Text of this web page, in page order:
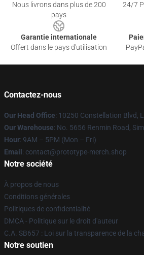
Nous livrons dans plus de 200
pays
24/7
Garantie internationale
Offert dans le pays d'utilisation
Contactez-nous
Our Head Office: 10250 Constellation Blvd,
Our Warehouse: No. 5656 Renmin Road,
Hour: 9AM – 5PM (Mon – Fri)
Email : contact@prototype-merch.shop
Notre société
À propos de nous
Conditions générales
Politiques de confidentialité
DMCA - Politique sur le droit d'auteur
C.A. SB657 : Loi sur la transparence de la
Notre soutien